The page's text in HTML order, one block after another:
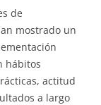
de
mostrado un
hábitos
actitud
a largo